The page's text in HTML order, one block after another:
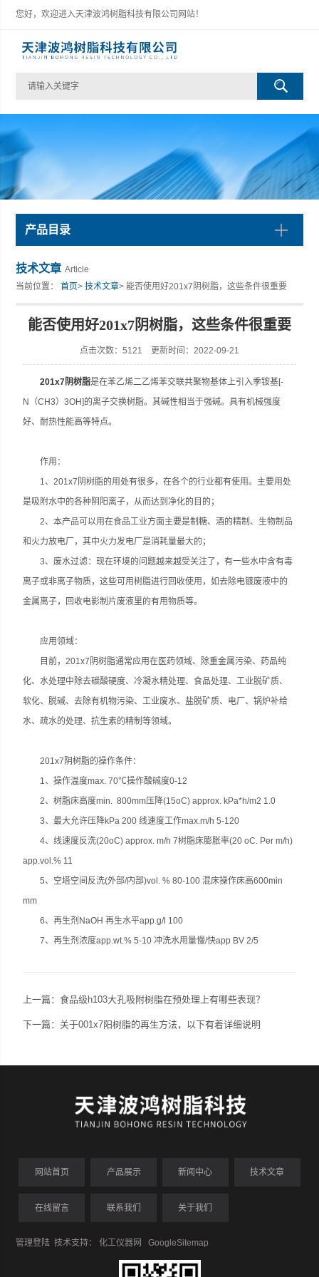
您好，欢迎进入天津波鸿树脂科技有限公司网站！
产品目录
技术文章 Article
当前位置：首页>技术文章> 能否使用好201x7阴树脂，这些条件很重要
能否使用好201x7阴树脂，这些条件很重要
点击次数：5121 更新时间：2022-09-21
201x7阴树脂是在苯乙烯二乙烯苯交联共聚物基体上引入季铵基[-
N（CH3）3OH]的离子交换树脂。其碱性相当于强碱。具有机械强度
好、耐热性能高等特点。
作用：
1、201x7阴树脂的用处有很多，在各个的行业都有使用。主要用处
是吸附水中的各种阴阳离子，从而达到净化的目的；
2、本产品可以用在食品工业方面主要是制糖、酒的精制、生物制品
和火力放电厂，其中火力发电厂是消耗量最大的；
3、废水过滤：现在环境的问题越来越受关注了，有一些水中含有毒
离子或非离子物质，这些可用树脂进行回收使用，如去除电镀废液中的
金属离子，回收电影制片废液里的有用物质等。
应用领域：
目前，201x7阴树脂通常应用在医药领域、除重金属污染、药品纯
化、水处理中除去碳酸硬度、冷凝水精处理、食品处理、工业脱矿质、
软化、脱碱、去除有机物污染、工业废水、盐脱矿质、电厂、锅炉补给
水、疏水的处理、抗生素的精制等领域。
201x7阴树脂的操作条件：
1、操作温度max. 70℃操作酸碱度0-12
2、树脂床高度min. 800mm压降(15oC) approx. kPa*h/m2 1.0
3、最大允许压降kPa 200 线速度工作max.m/h 5-120
4、线速度反洗(20oC) approx. m/h 7树脂床膨胀率(20 oC. Per m/h)
app.vol.% 11
5、空塔空间反洗(外部/内部)vol. % 80-100 混床操作床高600min
mm
6、再生剂NaOH 再生水平app.g/l 100
7、再生剂浓度app.wt.% 5-10 冲洗水用量慢/快app BV 2/5
上一篇：食品级h103大孔吸附树脂在预处理上有哪些表现？
下一篇： 关于001x7阳树脂的再生方法，以下有着详细说明
网站首页 产品展示 新闻中心 技术文章
在线留言 联系我们 关于我们
管理登陆 技术支持：化工仪器网 GoogleSitemap